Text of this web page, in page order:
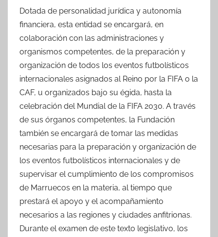
Dotada de personalidad jurídica y autonomía
financiera, esta entidad se encargará, en
colaboración con las administraciones y
organismos competentes, de la preparación y
organización de todos los eventos futbolísticos
internacionales asignados al Reino por la FIFA o la
CAF, u organizados bajo su égida, hasta la
celebración del Mundial de la FIFA 2030. A través
de sus órganos competentes, la Fundación
también se encargará de tomar las medidas
necesarias para la preparación y organización de
los eventos futbolísticos internacionales y de
supervisar el cumplimiento de los compromisos
de Marruecos en la materia, al tiempo que
prestará el apoyo y el acompañamiento
necesarios a las regiones y ciudades anfitrionas.
Durante el examen de este texto legislativo, los